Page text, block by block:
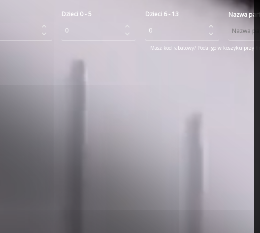
Dzieci 0 - 5 Dzieci 6 - 13
Nazwa
Masz kod rabatowy? Podaj go w koszyku przy